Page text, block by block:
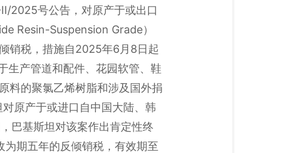
2025号公告，对原产于或出口
Resin-Suspension Grade）
销税，措施自2025年6月8日起
生产管道和配件、花园软管、鞋
料的聚氯乙烯树脂和涉及国外捐
原产于或进口自中国大陆、韩
巴基斯坦对该案作出肯定性终
期五年的反倾销税，有效期至